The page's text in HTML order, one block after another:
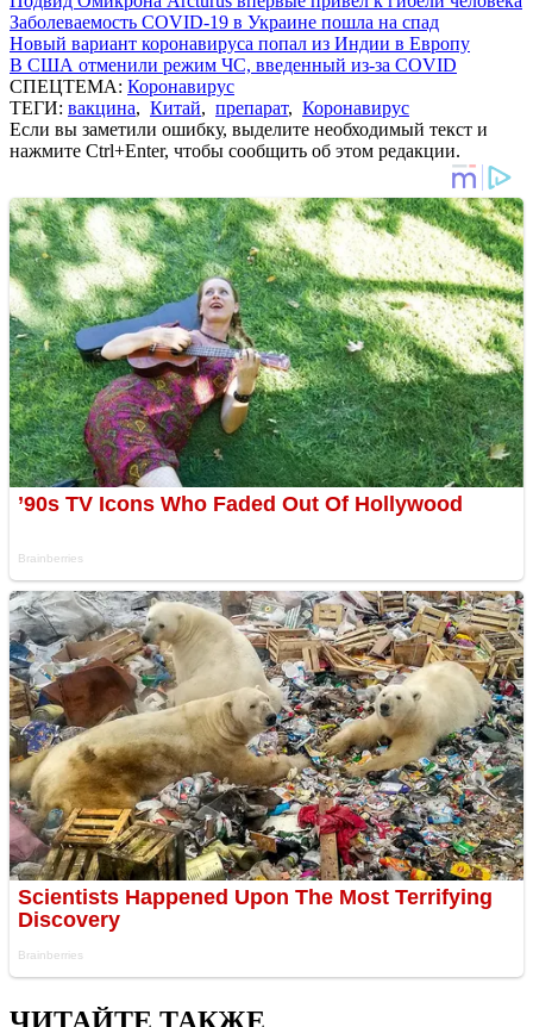
Заболеваемость COVID-19 в Украине пошла на спад
Новый вариант коронавируса попал из Индии в Европу
В США отменили режим ЧС, введенный из-за COVID
СПЕЦТЕМА: Коронавирус
ТЕГИ: вакцина, Китай, препарат, Коронавирус
Если вы заметили ошибку, выделите необходимый текст и
нажмите Ctrl+Enter, чтобы сообщить об этом редакции.